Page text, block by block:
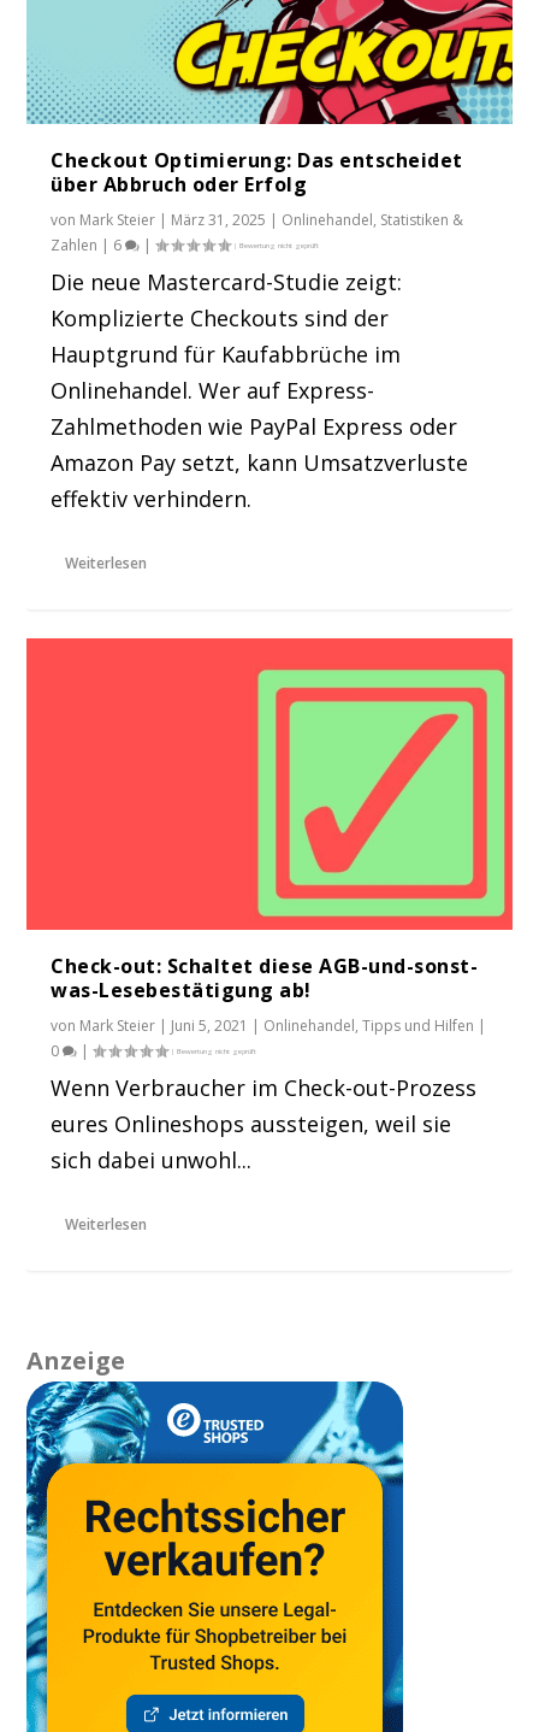
Checkout Optimierung: Das entscheidet
über Abbruch oder Erfolg
von Mark Steier | März 31, 2025 | Onlinehandel, Statistiken &
Zahlen | 6 |
Die neue Mastercard-Studie zeigt:
Komplizierte Checkouts sind der
Hauptgrund für Kaufabbrüche im
Onlinehandel. Wer auf Express-
Zahlmethoden wie PayPal Express oder
Amazon Pay setzt, kann Umsatzverluste
effektiv verhindern.
Weiterlesen
Check-out: Schaltet diese AGB-und-sonst-
was-Lesebestätigung ab!
von Mark Steier | Juni 5, 2021 | Onlinehandel,Tipps und Hilfen |
0
|
Wenn Verbraucher im Check-out-Prozess
eures Onlineshops aussteigen, weil sie
sich dabei unwohl...
Weiterlesen
Anzeige